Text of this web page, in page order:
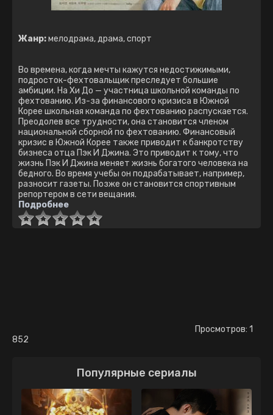
Жанр:мелодрама, драма, спорт
Во времена, когда мечты кажутся недостижимыми,
подросток-фехтовальщик преследует большие
амбиции. На Хи До — участница школьной команды по
фехтованию. Из-за финансового кризиса в Южной
Корее школьная команда по фехтованию распускается.
Преодолев все трудности, она становится членом
национальной сборной по фехтованию. Финансовый
кризис в Южной Корее также приводит к банкротству
бизнеса отца Пэк И Джина. Это приводит к тому, что
жизнь Пэк И Джина меняет жизнь богатого человека на
бедного. Во время учебы он подрабатывает, например,
разносит газеты. Позже он становится спортивным
репортером в сети вещания.
Подробнее
Просмотров: 1
852
Популярные сериалы